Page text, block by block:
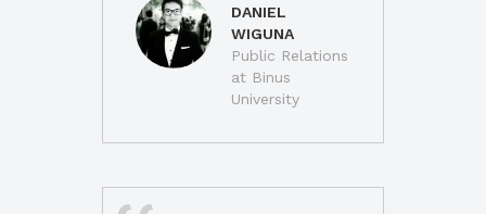
DANIEL
WIGUNA
Public Relations
at Binus
University